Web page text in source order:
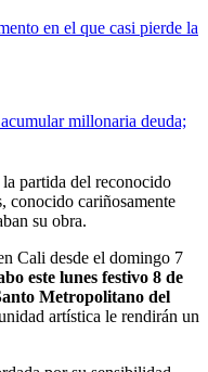
en el que casi pierde la
millonaria deuda;
partida del reconocido
conocido cariñosamente
su obra.
Cali desde el domingo 7
este lunes festivo 8 de
Metropolitano del
artística le rendirán un